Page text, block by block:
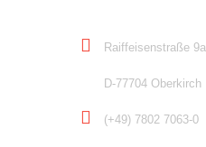
Raiffeisenstraße 9a
D-77704 Oberkirch
(+49) 7802 7063-0